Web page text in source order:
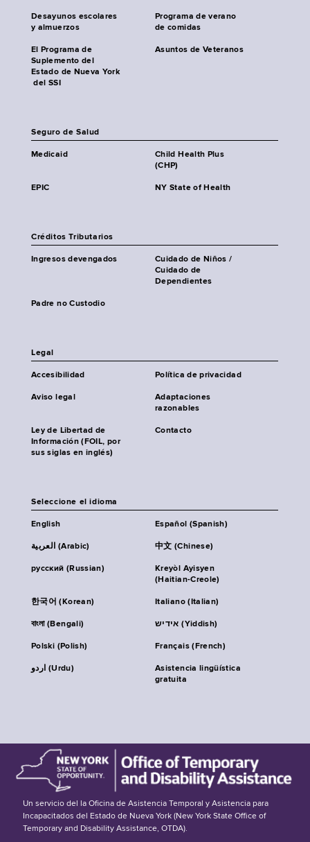
Desayunos escolares
y almuerzos
Programa de verano
de comidas
El Programa de
Suplemento del
Estado de Nueva York
del SSI
Asuntos de Veteranos
Seguro de Salud
Medicaid
Child Health Plus
(CHP)
EPIC NY State of Health
Créditos Tributarios
Ingresos devengados
Cuidado de Niños /
Cuidado de
Dependientes
Padre no Custodio
Legal
Accesibilidad Política de privacidad
Aviso legal
Adaptaciones
razonables
Ley de Libertad de
Información (FOIL, por
sus siglas en inglés)
Contacto
Seleccione el idioma
English Español (Spanish)
العربية (Arabic) 中文 (Chinese)
русский (Russian)
Kreyòl Ayisyen
(Haitian-Creole)
한국어 (Korean) Italiano (Italian)
বাংলা (Bengali) אידיש (Yiddish)
Polski (Polish) Français (French)
اردو (Urdu)
Asistencia lingüística
gratuita
Un servicio del la Oficina de Asistencia Temporal y Asistencia para
Incapacitados del Estado de Nueva York (New York State Office of
Temporary and Disability Assistance, OTDA).